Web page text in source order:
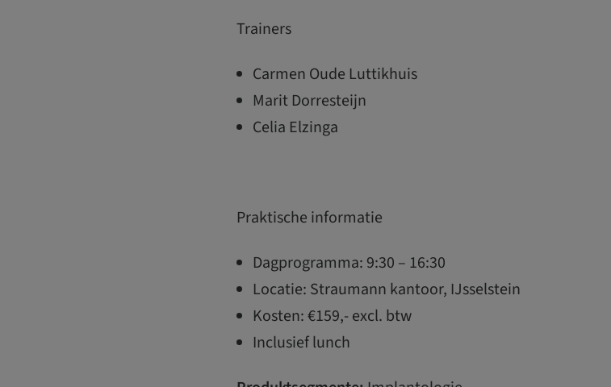
Trainers
Carmen Oude Luttikhuis
Marit Dorresteijn
Celia Elzinga
Praktische informatie
Dagprogramma: 9:30 – 16:30
Locatie: Straumann kantoor, IJsselstein
Kosten: €159,- excl. btw
Inclusief lunch